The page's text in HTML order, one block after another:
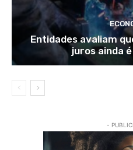
Entidades avaliam
juros ainda
-